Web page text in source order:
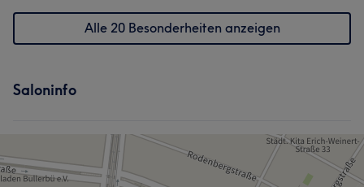
Alle 20 Besonderheiten anzeigen
Saloninfo